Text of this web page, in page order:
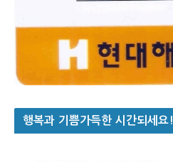
행복과 기쁨가득한 시간되세요!